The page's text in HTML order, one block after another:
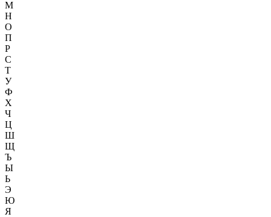
М
Н
О
П
Р
С
Т
У
Ф
Х
Ч
Ц
Ш
Щ
Ъ
Ы
Ь
Э
Ю
Я